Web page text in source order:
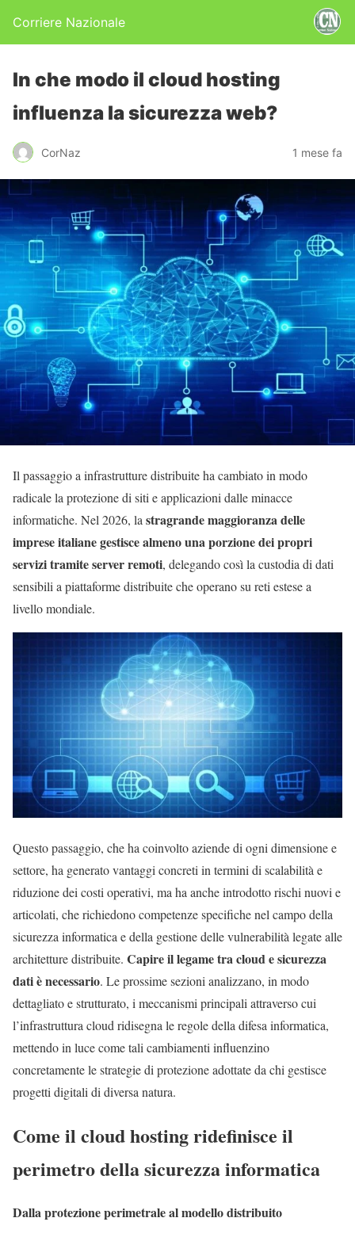
Corriere Nazionale
In che modo il cloud hosting
influenza la sicurezza web?
CorNaz 1 mese fa
Il passaggio a infrastrutture distribuite ha cambiato in modo
radicale la protezione di siti e applicazioni dalle minacce
informatiche. Nel 2026, la stragrande maggioranza delle
imprese italiane gestisce almeno una porzione dei propri
servizi tramite server remoti, delegando così la custodia di dati
sensibili a piattaforme distribuite che operano su reti estese a
livello mondiale.
Questo passaggio, che ha coinvolto aziende di ogni dimensione e
settore, ha generato vantaggi concreti in termini di scalabilità e
riduzione dei costi operativi, ma ha anche introdotto rischi nuovi e
articolati, che richiedono competenze specifiche nel campo della
sicurezza informatica e della gestione delle vulnerabilità legate alle
architetture distribuite. Capire il legame tra cloud e sicurezza
dati è necessario. Le prossime sezioni analizzano, in modo
dettagliato e strutturato, i meccanismi principali attraverso cui
l’infrastruttura cloud ridisegna le regole della difesa informatica,
mettendo in luce come tali cambiamenti influenzino
concretamente le strategie di protezione adottate da chi gestisce
progetti digitali di diversa natura.
Come il cloud hosting ridefinisce il
perimetro della sicurezza informatica
Dalla protezione perimetrale al modello distribuito